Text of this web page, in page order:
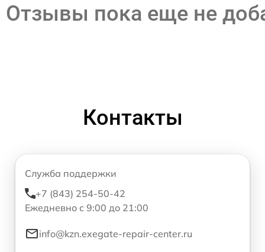
Отзывы пока еще не
Контакты
Служба поддержки
+7 (843) 254-50-42
Ежедневно с 9:00 до 21:00
info@kzn.exegate-repair-center.ru